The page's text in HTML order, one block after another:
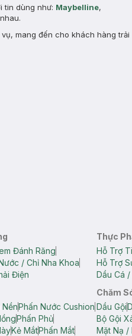
tin dùng như: Maybelline,
mang đến cho khách hàng trải
Đánh Răng
/ Chỉ Nha Khoa
Điện
Thực
Hỗ Trợ
Hỗ Trợ
Dầu Cá /
NềnPhấn Nước Cushion
Phấn Phủ
Kẻ MắtPhấn Mắt
Chăm
Dầu Gội
Bộ Gội
Mặt Nạ /